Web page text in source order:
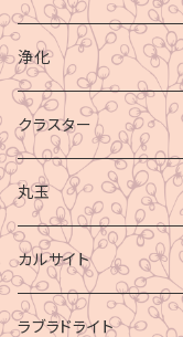
浄化
クラスター
丸玉
カルサイト
ラブラドライト